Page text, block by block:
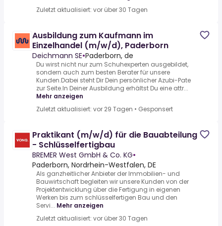
Zuletzt aktualisiert: vor über 30 Tagen
Ausbildung zum Kaufmann im
Einzelhandel (m/w/d), Paderborn
Deichmann SE•Paderborn, de
Du wirst nicht nur zum Schuhexperten ausgebildet,
sondern auch zum besten Berater für unsere
Kunden.Dabei steht Dir Dein persönlicher Azubi-Pate
zur Seite.In Deiner Ausbildung erhältst Du eine attr...
Mehr anzeigen
Zuletzt aktualisiert: vor 29 Tagen • Gesponsert
Praktikant (m/w/d) für die Bauabteilung
- Schlüsselfertigbau
BREMER West GmbH & Co. KG•
Paderborn, Nordrhein-Westfalen, DE
Als ganzheitlicher Anbieter der Immobilien- und
Bauwirtschaft begleiten wir unsere Kunden von der
Projektentwicklung über die Fertigung in eigenen
Werken bis zum schlüsselfertigen Bau und den
Servi... Mehr anzeigen
Zuletzt aktualisiert: vor über 30 Tagen